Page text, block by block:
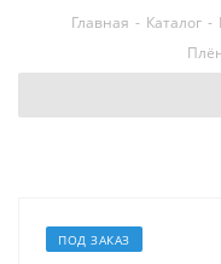
Главная - Каталог -
ПОД ЗАКАЗ